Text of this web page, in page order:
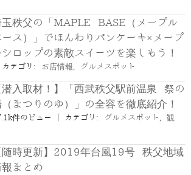
玉秩父の「MAPLE BASE（メープル
ース）」でほんわりパンケーキ×メープ
シロップの素敵スイーツを楽しもう！
カテゴリ: お店情報, グルメスポット
潜入取材！】「西武秩父駅前温泉 祭の
まつりのゆ）」の全容を徹底紹介！
件のビュー カテゴリ: グルメスポット , 観
随時更新】2019年台風19号 秩父地域
まとめ